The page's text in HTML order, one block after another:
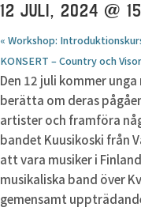
12 JULI, 2024 @
« Workshop:
KONSERT – Country och
Den 12 juli kommer
berätta om deras
artister och framföra
bandet Kuusikoski från
att vara musiker i
musikaliska band över
gemensamt